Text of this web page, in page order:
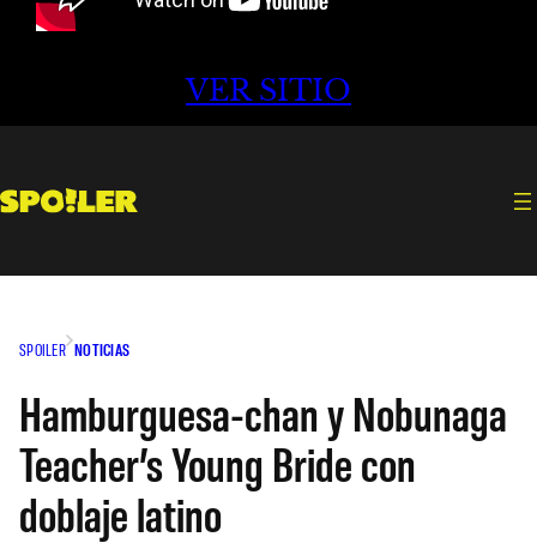
VER SITIO
SPOILER NOTICIAS
Hamburguesa-chan y Nobunaga
Teacher’s Young Bride con
doblaje latino